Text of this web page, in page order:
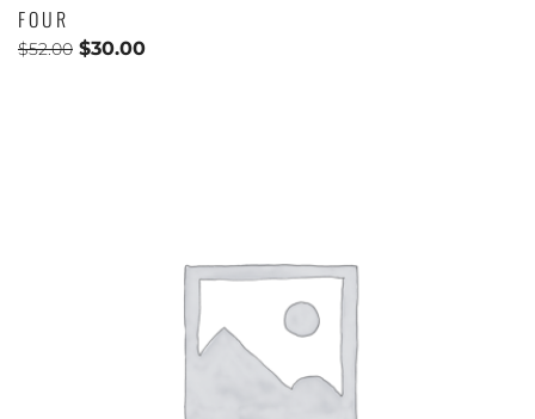
FOUR
$52.00 $30.00